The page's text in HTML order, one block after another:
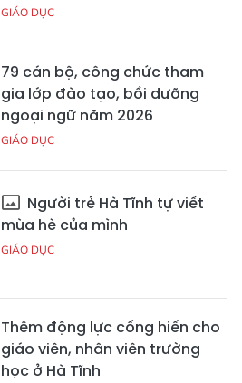
GIÁO DỤC
79 cán bộ, công chức tham
gia lớp đào tạo, bồi dưỡng
ngoại ngữ năm 2026
GIÁO DỤC
Người trẻ Hà Tĩnh tự viết
mùa hè của mình
GIÁO DỤC
Thêm động lực cống hiến cho
giáo viên, nhân viên trường
học ở Hà Tĩnh